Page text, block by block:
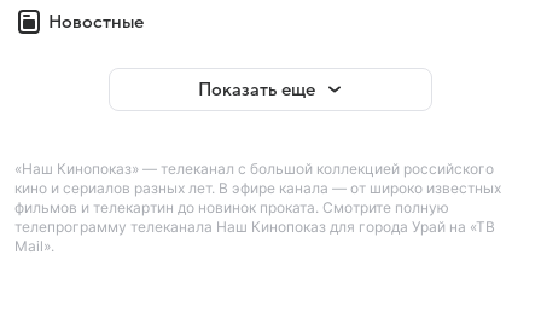
Новостные
Показать еще
«Наш Кинопоказ» — телеканал с большой коллекцией российского
кино и сериалов разных лет. В эфире канала — от широко известных
фильмов и телекартин до новинок проката. Смотрите полную
телепрограмму телеканала Наш Кинопоказ для города Урай на «ТВ
Mail».